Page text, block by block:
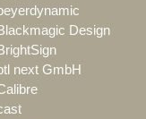
Design
next GmbH